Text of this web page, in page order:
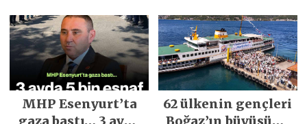
İlgi Gördü!..
heyelan sonrası
kritik uyarı
MHP Esenyurt’ta
gaza bastı… 3 ayda
62 ülkenin gençleri
Boğaz’ın büyüsüne